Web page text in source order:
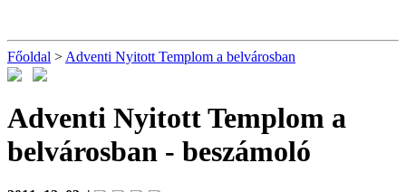
Főoldal > Adventi Nyitott Templom a belvárosban
Adventi Nyitott Templom a
belvárosban - beszámoló